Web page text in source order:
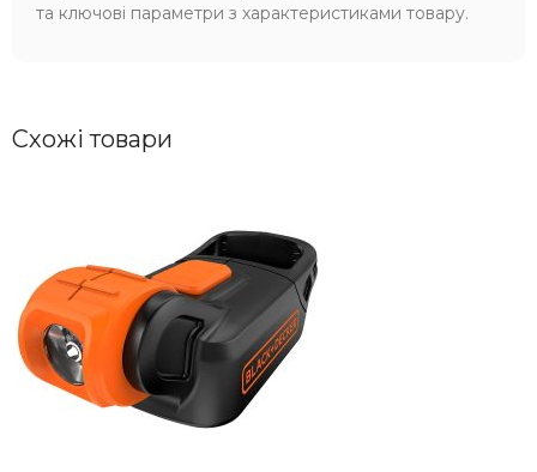
та ключові параметри з характеристиками товару.
Схожі товари